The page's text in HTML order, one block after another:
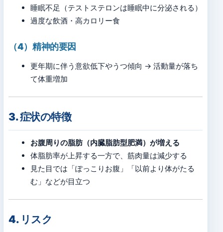
睡眠不足（テストステロンは睡眠中に分泌される）
過度な飲酒・高カロリー食
（4）精神的要因
更年期に伴う意欲低下やうつ傾向 → 活動量が落ち
て体重増加
3. 症状の特徴
お腹周りの脂肪（内臓脂肪型肥満）が増える
体脂肪率が上昇する一方で、筋肉量は減少する
見た目では「ぽっこりお腹」「以前より体がたる
む」などが目立つ
4. リスク